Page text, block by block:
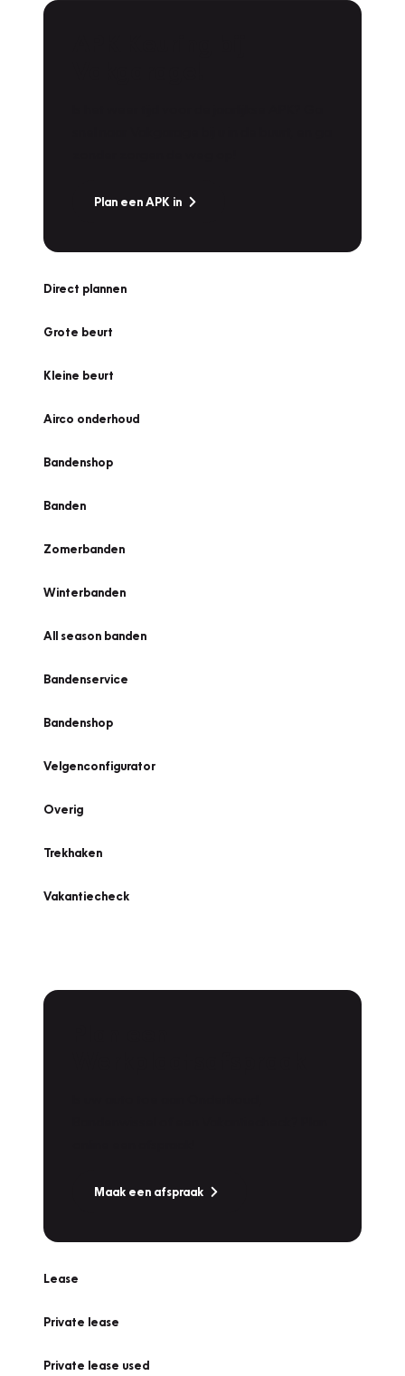
Plan een APK in
Direct plannen
Grote beurt
Kleine beurt
Airco onderhoud
Bandenshop
Banden
Zomerbanden
Winterbanden
All season banden
Bandenservice
Bandenshop
Velgenconfigurator
Overig
Trekhaken
Vakantiecheck
Maak een afspraak
Lease
Private lease
Private lease used